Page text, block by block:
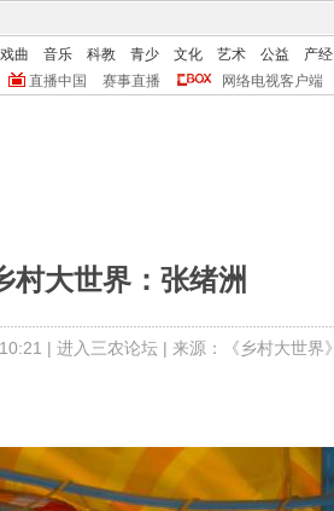
戏曲 音乐 科教 青少 文化 艺术 公益 产经
直播中国 赛事直播 网络电视客户端
村大世界：张绪洲
| 进入三农论坛| 来源： 《乡村大世界》